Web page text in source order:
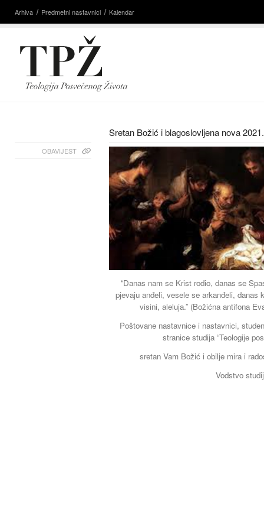
Arhiva Predmetni nastavnici Kalendar
Sretan Božić i blagoslovljena nova
OBAVIJEST
“Danas nam se Krist rodio, danas se
pjevaju anđeli, vesele se arkanđeli, danas
visini, aleluja.” (Božićna antifona
Poštovane nastavnice i nastavnici,
stranice studija “Teologije
sretan Vam Božić i obilje mira i
Vodstvo